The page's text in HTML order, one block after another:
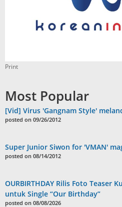
Print
Most Popular
[Vid] Virus 'Gangnam Style'
posted on 09/26/2012
Super Junior Siwon for 'VMAN'
posted on 08/14/2012
OURBIRTHDAY Rilis Foto Teaser
untuk Single “Our Birthday”
posted on 08/08/2026